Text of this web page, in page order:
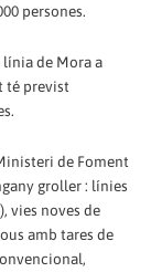
persones.
línia de Mora a
té previst
de Foment
groller : línies
vies noves de
amb tares de